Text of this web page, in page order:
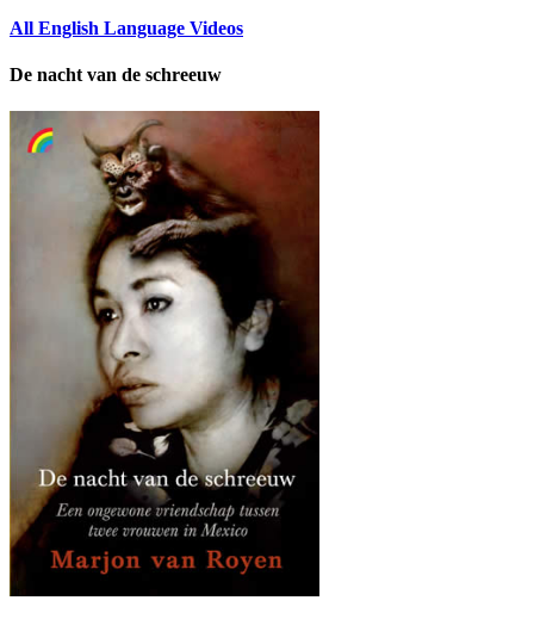
All English Language Videos
De nacht van de schreeuw